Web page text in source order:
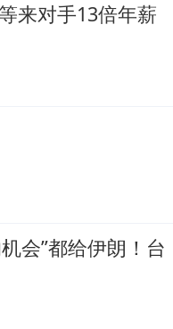
来对手13倍年薪
会”都给伊朗！台